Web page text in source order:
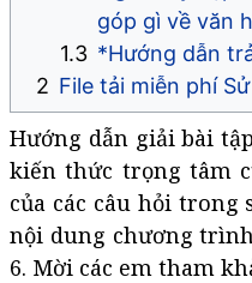
góp gì về văn
*Hướng dẫn
File tải miễn phí
Hướng dẫn giải bài
kiến thức trọng tâm
của các câu hỏi trong
nội dung chương
6. Mời các em tham